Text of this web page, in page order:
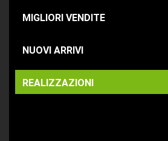
MIGLIORI VENDITE
NUOVI ARRIVI
REALIZZAZIONI